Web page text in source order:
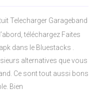
Telecharger Garageband
téléchargez Faites
dans le Bluestacks .
alternatives que vous
Ce sont tout aussi bons
Bien